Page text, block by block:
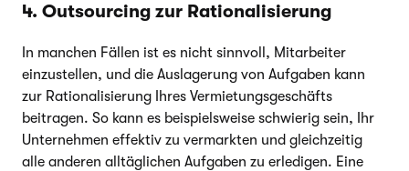
4. Outsourcing zur Rationalisierung
In manchen Fällen ist es nicht sinnvoll, Mitarbeiter
einzustellen, und die Auslagerung von Aufgaben kann
zur Rationalisierung Ihres Vermietungsgeschäfts
beitragen. So kann es beispielsweise schwierig sein, Ihr
Unternehmen effektiv zu vermarkten und gleichzeitig
alle anderen alltäglichen Aufgaben zu erledigen. Eine